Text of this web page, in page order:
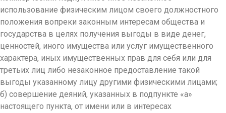
использование физическим лицом своего должностного
положения вопреки законным интересам общества и
государства в целях получения выгоды в виде денег,
ценностей, иного имущества или услуг имущественного
характера, иных имущественных прав для себя или для
третьих лиц либо незаконное предоставление такой
выгоды указанному лицу другими физическими лицами;
б) совершение деяний, указанных в подпункте «а»
настоящего пункта, от имени или в интересах